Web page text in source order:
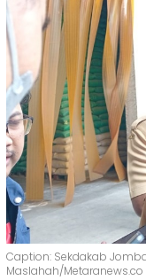
Caption: Sekdakab
Maslahah/Metaranews.co